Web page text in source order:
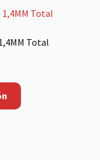
Total